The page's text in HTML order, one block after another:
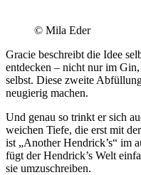
© Mila Eder
Gracie beschreibt die Idee
entdecken – nicht nur im
selbst. Diese zweite
neugierig machen.
Und genau so trinkt er sich
weichen Tiefe, die erst mit
ist „Another Hendrick’s“ im
fügt der Hendrick’s Welt
sie umzuschreiben.